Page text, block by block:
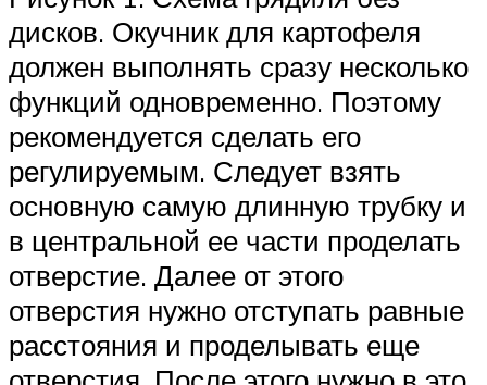
дисков. Окучник для картофеля
должен выполнять сразу несколько
функций одновременно. Поэтому
рекомендуется сделать его
регулируемым. Следует взять
основную самую длинную трубку и
в центральной ее части проделать
отверстие. Далее от этого
отверстия нужно отступать равные
расстояния и проделывать еще